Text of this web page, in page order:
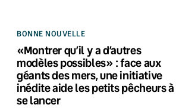
BONNE NOUVELLE
«Montrer qu’il y a d’autres
modèles possibles» : face aux
géants des mers, une initiative
inédite aide les petits pêcheurs à
se lancer